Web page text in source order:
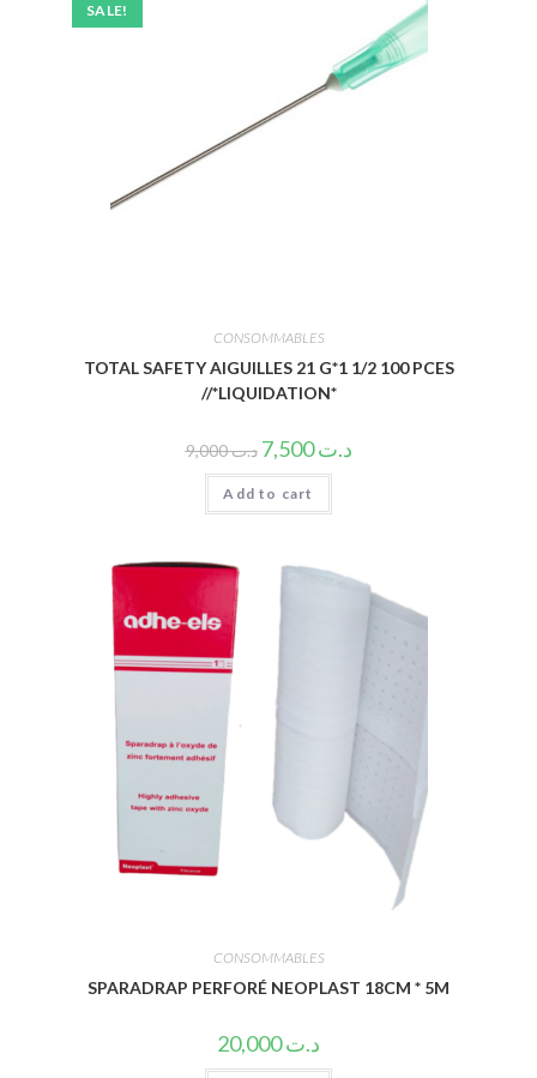
SALE!
CONSOMMABLES
TOTAL SAFETY AIGUILLES 21 G*1 1/2 100 PCES
//*LIQUIDATION*
د.ت9,000 د.ت7,500
Add to cart
CONSOMMABLES
SPARADRAP PERFORÉ NEOPLAST 18CM * 5M
د.ت20,000